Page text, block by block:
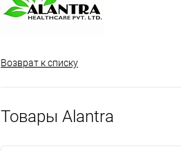
Возврат к списку
Товары Alantra